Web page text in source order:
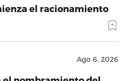
el racionamiento
Ago 6, 2026